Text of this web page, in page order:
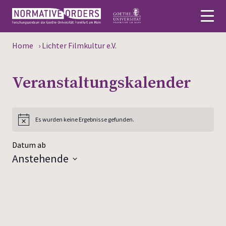
Über
Personen
Forschung
Home › Lichter Filmkultur e.V.
Veranstaltungs­kalender
Es wurden keine Ergebnisse gefunden.
Datum ab
Anstehende